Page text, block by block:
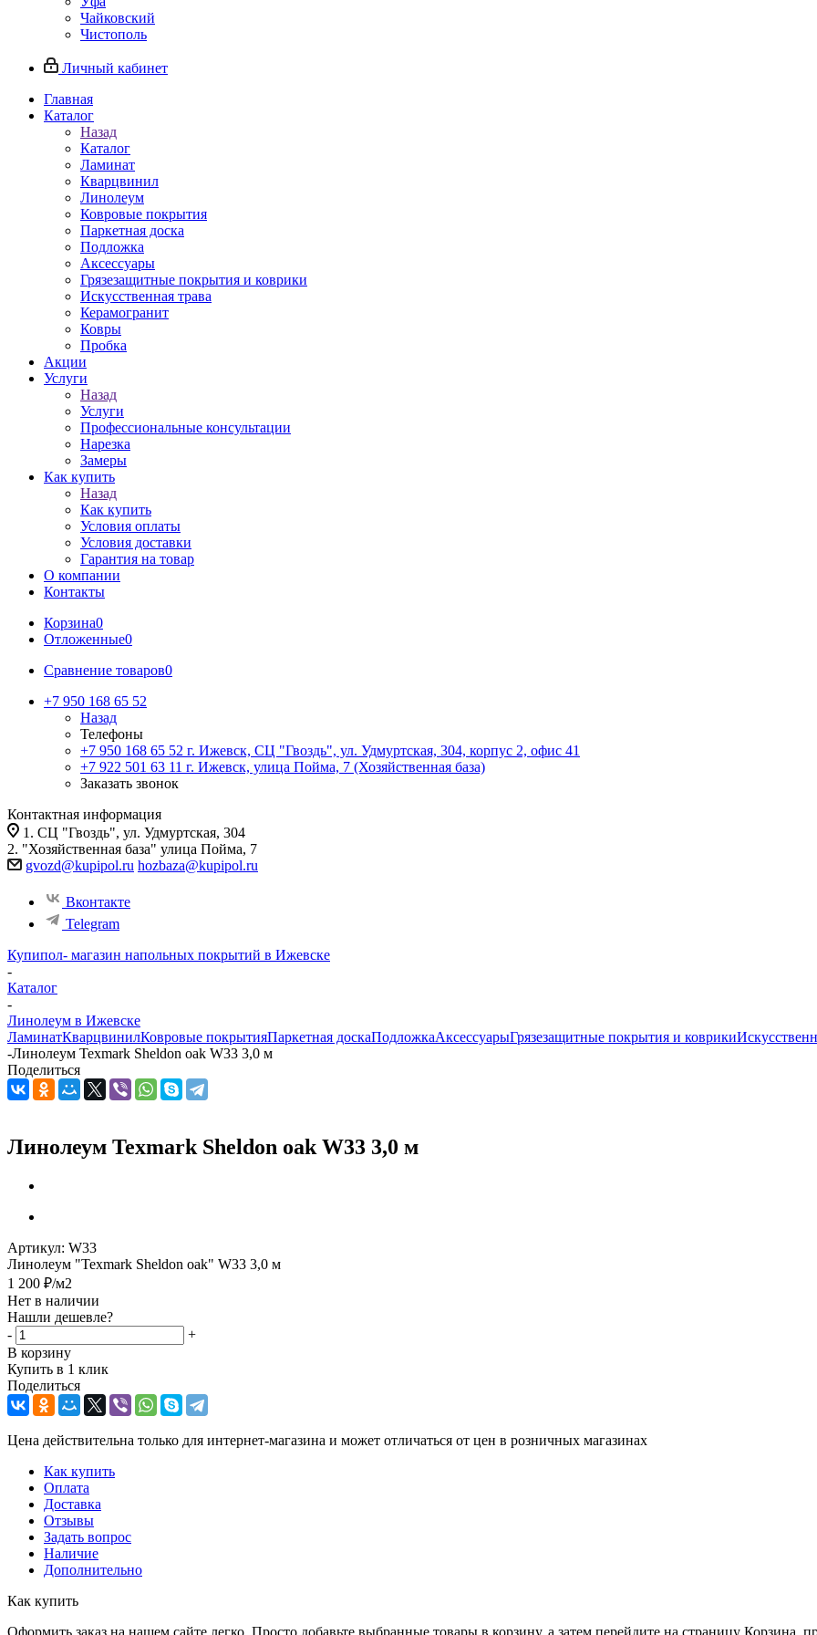
Чайковский
Чистополь
Личный кабинет
Главная
Каталог
Назад
Каталог
Ламинат
Кварцвинил
Линолеум
Ковровые покрытия
Паркетная доска
Подложка
Аксессуары
Грязезащитные покрытия и коврики
Искусственная трава
Керамогранит
Ковры
Пробка
Акции
Услуги
Назад
Услуги
Профессиональные консультации
Нарезка
Замеры
Как купить
Назад
Как купить
Условия оплаты
Условия доставки
Гарантия на товар
О компании
Контакты
Корзина0
Отложенные0
Сравнение товаров0
+7 950 168 65 52
Назад
Телефоны
+7 950 168 65 52 г. Ижевск, СЦ "Гвоздь", ул. Удмуртская, 304, корпус 2, офис 41
+7 922 501 63 11 г. Ижевск, улица Пойма, 7 (Хозяйственная база)
Заказать звонок
Контактная информация
1. СЦ "Гвоздь", ул. Удмуртская, 304
2. "Хозяйственная база" улица Пойма, 7
gvozd@kupipol.ru hozbaza@kupipol.ru
Вконтакте
Telegram
Купипол- магазин напольных покрытий в Ижевске
-
Каталог
-
Линолеум в Ижевске
ЛаминатКварцвинилКовровые покрытияПаркетная доскаПодложкаАксессуарыГрязезащитные покрытия и коврики
-Линолеум Texmark Sheldon oak W33 3,0 м
Поделиться
Линолеум Texmark Sheldon oak W33 3,0 м
Артикул: W33
Линолеум "Texmark Sheldon oak" W33 3,0 м
1 200 ₽/м2
Нет в наличии
Нашли дешевле?
-
+
В корзину
Купить в 1 клик
Поделиться
Цена действительна только для интернет-магазина и может отличаться от цен в розничных магазинах
Как купить
Оплата
Доставка
Отзывы
Задать вопрос
Наличие
Дополнительно
Как купить
Оформить заказ на нашем сайте легко. Просто добавьте выбранные товары в корзину, а затем перейдите на страницу Корзина,